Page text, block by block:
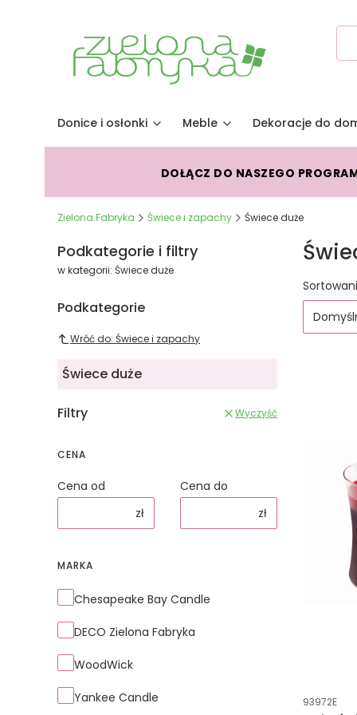
Donice i osłonki Meble Dekoracje do
DOŁĄCZ DO NASZEGO
Zielona Fabryka Świece i zapachy Świece duże
Podkategorie i filtry
w kategorii: Świece duże
Podkategorie
Wróć do: Świece i zapachy
Świece duże
Filtry Wyczyść
CENA
Cena od
zł
Cena do
zł
MARKA
Marka
Chesapeake Bay Candle
DECO Zielona Fabryka
WoodWick
Yankee Candle
Lista
Kod
93972E